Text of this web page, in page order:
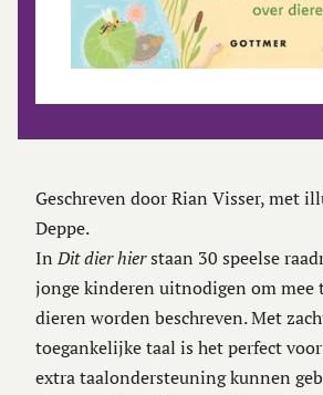
Geschreven door Rian Visser, met
Deppe.
InDit dier hierstaan 30 speelse
jonge kinderen uitnodigen om mee
dieren worden beschreven. Met
toegankelijke taal is het perfect
extra taalondersteuning kunnen